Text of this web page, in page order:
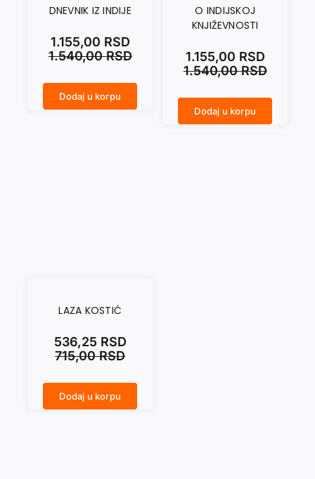
DNEVNIK IZ INDIJE
1.540,00RSD
1.155,00 RSD
Dodaj u korpu
O INDIJSKOJ
KNJIŽEVNOSTI
1.540,00RSD
1.155,00 RSD
Dodaj u korpu
LAZA KOSTIĆ
715,00RSD
536,25 RSD
Dodaj u korpu